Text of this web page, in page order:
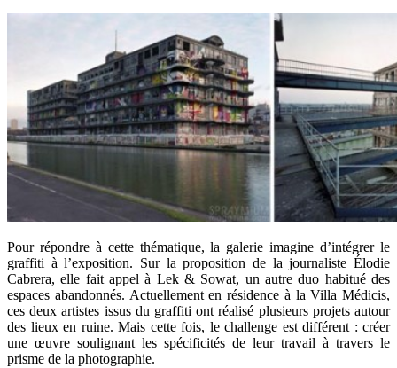
Pour répondre à cette thématique, la galerie imagine d’intégrer le
graffiti à l’exposition. Sur la proposition de la journaliste Élodie
Cabrera, elle fait appel à Lek & Sowat, un autre duo habitué des
espaces abandonnés. Actuellement en résidence à la Villa Médicis,
ces deux artistes issus du graffiti ont réalisé plusieurs projets autour
des lieux en ruine. Mais cette fois, le challenge est différent : créer
une œuvre soulignant les spécificités de leur travail à travers le
prisme de la photographie.